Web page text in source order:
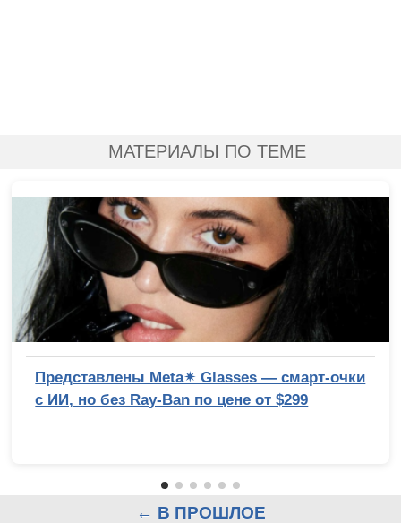
МАТЕРИАЛЫ ПО ТЕМЕ
Представлены Meta✴ Glasses — смарт-очки
с ИИ, но без Ray-Ban по цене от $299
← В ПРОШЛОЕ